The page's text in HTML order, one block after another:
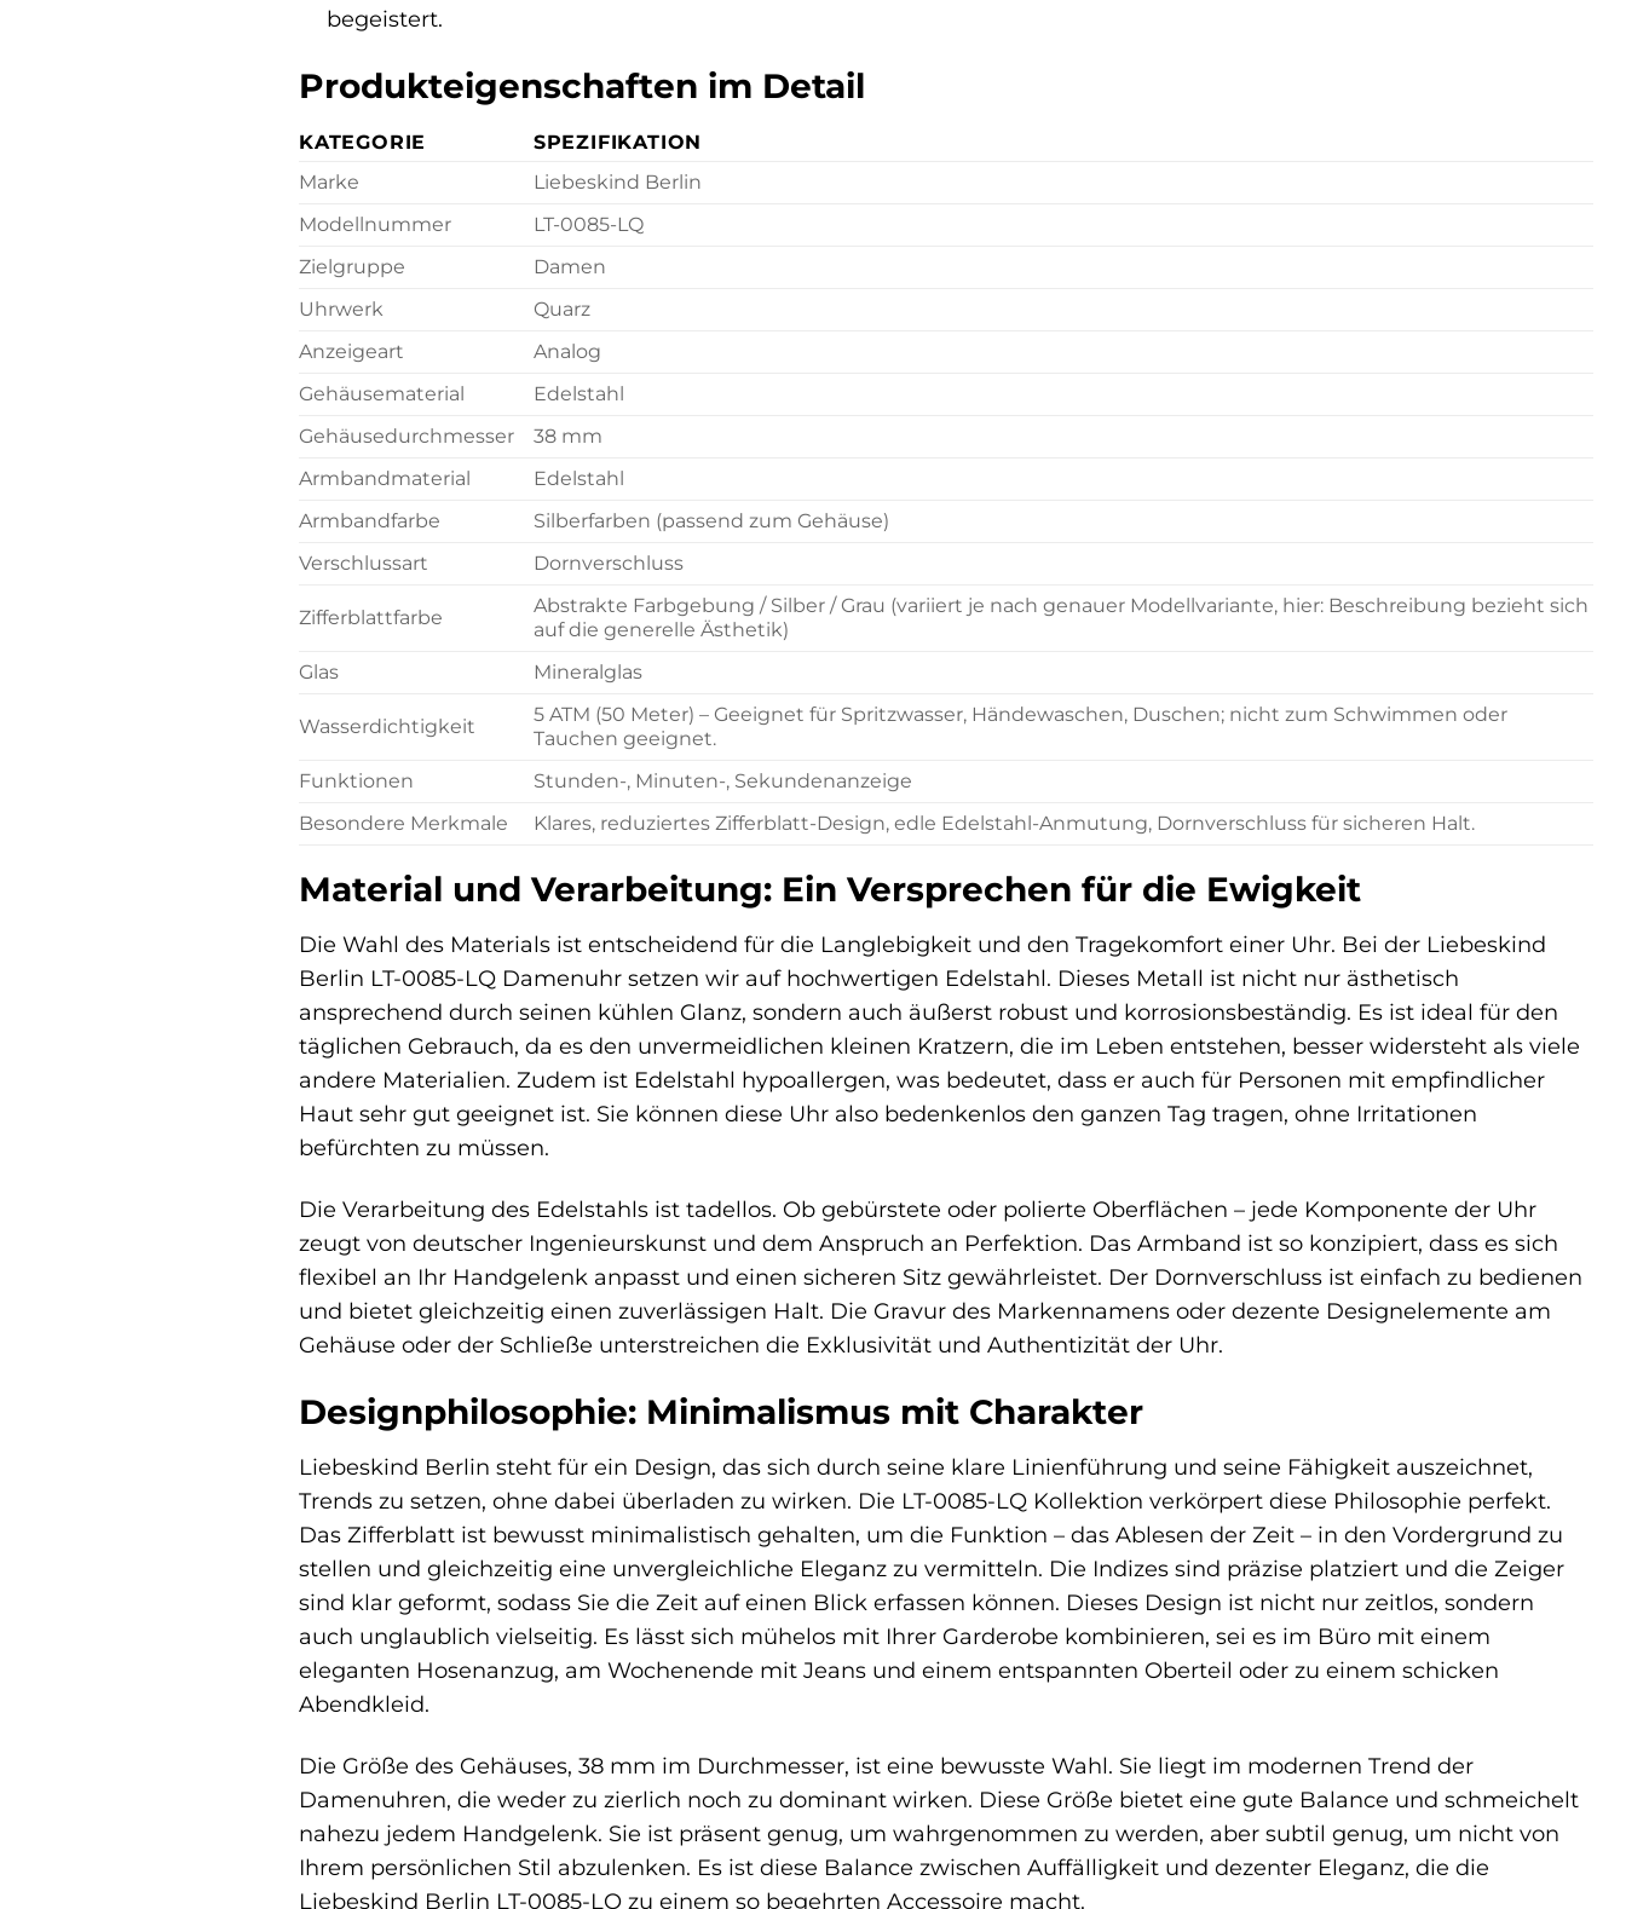
begeistert.
Produkteigenschaften im Detail
KATEGORIE
SPEZIFIKATION
Marke
Liebeskind Berlin
Modellnummer
LT-0085-LQ
Zielgruppe
Damen
Uhrwerk
Quarz
Anzeigeart
Analog
Gehäusematerial
Edelstahl
Gehäusedurchmesser
38 mm
Armbandmaterial
Edelstahl
Armbandfarbe
Silberfarben (passend zum Gehäuse)
Verschlussart
Dornverschluss
Zifferblattfarbe
Abstrakte Farbgebung / Silber / Grau (variiert je nach genauer Modellvariante, hier: Beschreibung bezieht sich
auf die generelle Ästhetik)
Glas
Mineralglas
Wasserdichtigkeit
5 ATM (50 Meter) – Geeignet für Spritzwasser, Händewaschen, Duschen; nicht zum Schwimmen oder
Tauchen geeignet.
Funktionen
Stunden-, Minuten-, Sekundenanzeige
Besondere Merkmale
Klares, reduziertes Zifferblatt-Design, edle Edelstahl-Anmutung, Dornverschluss für sicheren Halt.
Material und Verarbeitung: Ein Versprechen für die Ewigkeit
Die Wahl des Materials ist entscheidend für die Langlebigkeit und den Tragekomfort einer Uhr. Bei der Liebeskind
Berlin LT-0085-LQ Damenuhr setzen wir auf hochwertigen Edelstahl. Dieses Metall ist nicht nur ästhetisch
ansprechend durch seinen kühlen Glanz, sondern auch äußerst robust und korrosionsbeständig. Es ist ideal für den
täglichen Gebrauch, da es den unvermeidlichen kleinen Kratzern, die im Leben entstehen, besser widersteht als viele
andere Materialien. Zudem ist Edelstahl hypoallergen, was bedeutet, dass er auch für Personen mit empfindlicher
Haut sehr gut geeignet ist. Sie können diese Uhr also bedenkenlos den ganzen Tag tragen, ohne Irritationen
befürchten zu müssen.
Die Verarbeitung des Edelstahls ist tadellos. Ob gebürstete oder polierte Oberflächen – jede Komponente der Uhr
zeugt von deutscher Ingenieurskunst und dem Anspruch an Perfektion. Das Armband ist so konzipiert, dass es sich
flexibel an Ihr Handgelenk anpasst und einen sicheren Sitz gewährleistet. Der Dornverschluss ist einfach zu bedienen
und bietet gleichzeitig einen zuverlässigen Halt. Die Gravur des Markennamens oder dezente Designelemente am
Gehäuse oder der Schließe unterstreichen die Exklusivität und Authentizität der Uhr.
Designphilosophie: Minimalismus mit Charakter
Liebeskind Berlin steht für ein Design, das sich durch seine klare Linienführung und seine Fähigkeit auszeichnet,
Trends zu setzen, ohne dabei überladen zu wirken. Die LT-0085-LQ Kollektion verkörpert diese Philosophie perfekt.
Das Zifferblatt ist bewusst minimalistisch gehalten, um die Funktion – das Ablesen der Zeit – in den Vordergrund zu
stellen und gleichzeitig eine unvergleichliche Eleganz zu vermitteln. Die Indizes sind präzise platziert und die Zeiger
sind klar geformt, sodass Sie die Zeit auf einen Blick erfassen können. Dieses Design ist nicht nur zeitlos, sondern
auch unglaublich vielseitig. Es lässt sich mühelos mit Ihrer Garderobe kombinieren, sei es im Büro mit einem
eleganten Hosenanzug, am Wochenende mit Jeans und einem entspannten Oberteil oder zu einem schicken
Abendkleid.
Die Größe des Gehäuses, 38 mm im Durchmesser, ist eine bewusste Wahl. Sie liegt im modernen Trend der
Damenuhren, die weder zu zierlich noch zu dominant wirken. Diese Größe bietet eine gute Balance und schmeichelt
nahezu jedem Handgelenk. Sie ist präsent genug, um wahrgenommen zu werden, aber subtil genug, um nicht von
Ihrem persönlichen Stil abzulenken. Es ist diese Balance zwischen Auffälligkeit und dezenter Eleganz, die die
Liebeskind Berlin LT-0085-LQ zu einem so begehrten Accessoire macht.